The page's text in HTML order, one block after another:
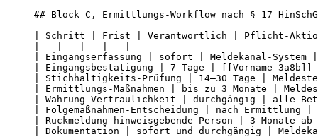
## Block C, Ermittlungs-Workflow nach § 17 HinSchG
| Schritt | Frist | Verantwortlich | Pflicht-
|---|---|---|---|
| Eingangserfassung | sofort | Meldekanal-
| Eingangsbestätigung | 7 Tage | [[Vorname-3a8b]]
| Stichhaltigkeits-Prüfung | 14–30 Tage |
| Ermittlungs-Maßnahmen | bis zu 3 Monate |
| Wahrung Vertraulichkeit | durchgängig | alle
| Folgemaßnahmen-Entscheidung | nach
| Rückmeldung hinweisgebende Person | 3 Monate
| Dokumentation | sofort und durchgängig |